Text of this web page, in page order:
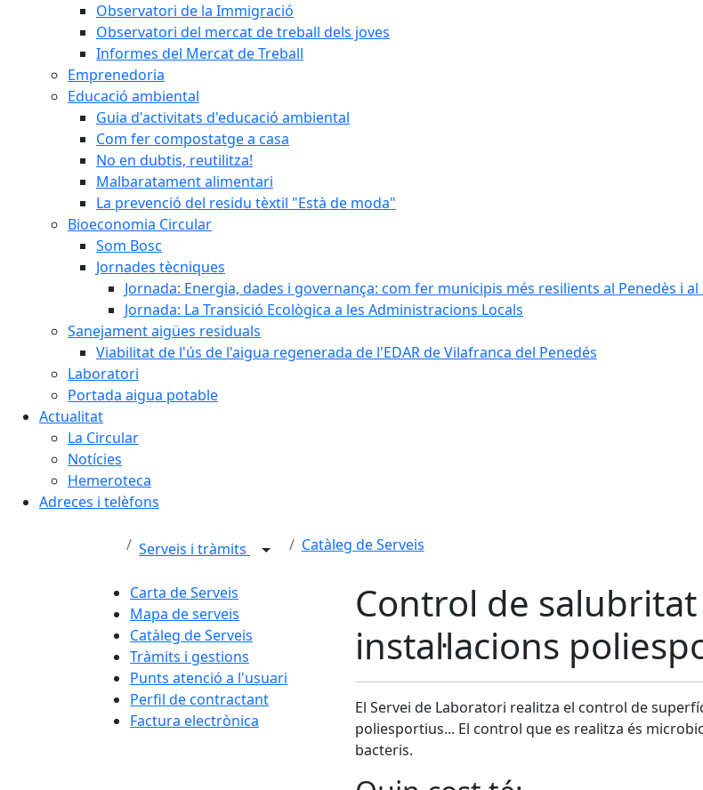
Observatori de la Immigració
Observatori del mercat de treball dels joves
Informes del Mercat de Treball
Emprenedoria
Educació ambiental
Guia d'activitats d'educació ambiental
Com fer compostatge a casa
No en dubtis, reutilitza!
Malbaratament alimentari
La prevenció del residu tèxtil "Està de moda"
Bioeconomia Circular
Som Bosc
Jornades tècniques
Jornada: Energia, dades i governança: com fer municipis més resilients al Penedès i
Jornada: La Transició Ecològica a les Administracions Locals
Sanejament aigües residuals
Viabilitat de l'ús de l'aigua regenerada de l'EDAR de Vilafranca del Penedés
Laboratori
Portada aigua potable
Actualitat
La Circular
Notícies
Hemeroteca
Adreces i telèfons
Serveis i tràmits Catàleg de Serveis
Carta de Serveis
Mapa de serveis
Catàleg de Serveis
Tràmits i gestions
Punts atenció a l'usuari
Perfil de contractant
Factura electrònica
Control de
instal·lacions
El Servei de Laboratori realitza el control de
poliesportius... El control que es realitza és
bacteris.